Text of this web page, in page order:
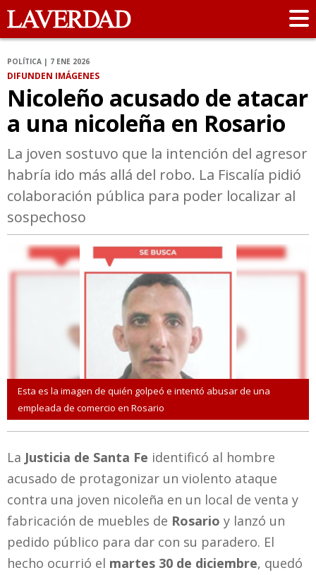
POLÍTICA | 7 ENE 2026
DIFUNDEN IMÁGENES
Nicoleño acusado de atacar
a una nicoleña en Rosario
La joven sostuvo que la intención del agresor
habría ido más allá del robo. La Fiscalía pidió
colaboración pública para poder localizar al
sospechoso
Esta es la imagen de quién golpeó e intentó abusar de una
empleada de comercio en Rosario
La Justicia de Santa Fe identificó al hombre
acusado de protagonizar un violento ataque
contra una joven nicoleña en un local de venta y
fabricación de muebles de Rosario y lanzó un
pedido público para dar con su paradero. El
hecho ocurrió el martes 30 de diciembre, quedó